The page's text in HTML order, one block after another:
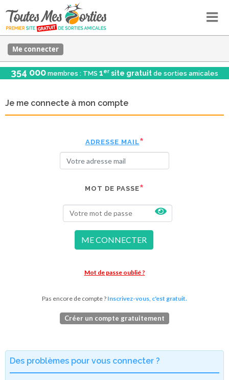
Me connecter
354 000 membres : TMS 1er site gratuit de sorties amicales
Je me connecte à mon compte
ADRESSE MAIL
MOT DE PASSE
ME CONNECTER
Mot de passe oublié ?
Pas encore de compte ? Inscrivez-vous, c'est gratuit.
Créer un compte gratuitement
Des problèmes pour vous connecter ?